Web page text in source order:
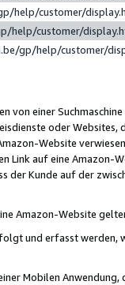
help/customer/
help/customer/
gp/help/customer/
von einer
oder Websites,
Website
Link auf eine
der Kunde auf der
Amazon-Website
und erfasst werden,
Mobilen